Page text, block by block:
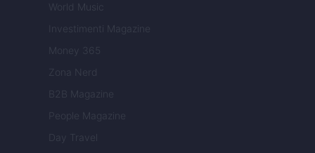
World Music
Investimenti Magazine
Money 365
Zona Nerd
B2B Magazine
People Magazine
Day Travel